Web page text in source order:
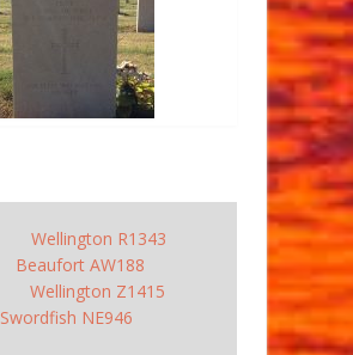
Wellington R1343
Beaufort AW188
Wellington Z1415
Swordfish NE946